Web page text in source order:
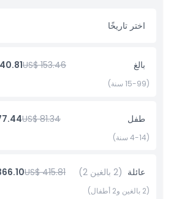
دقيقة فقط من كيرنز، ويُعد تلفريك سكيرايل
تجربتها في كوينزلاند، مثاليًا للعائلات
مظلة الأشجار الشامخة، أو تتعلم عن النظم
التجربة الأيقونية تعدك بمنظور جديد على
الاستوائية في العالم. احجز تذاكر تلفريك
المتضمنات
اختر تاريخًا
بالغ US$ 153.46
(15-99 سنة)
طفل US$ 81.34
(4-14 سنة)
عائلة (2 بالغين 2) US$ 415.81
(2 بالغين و2 أطفال)